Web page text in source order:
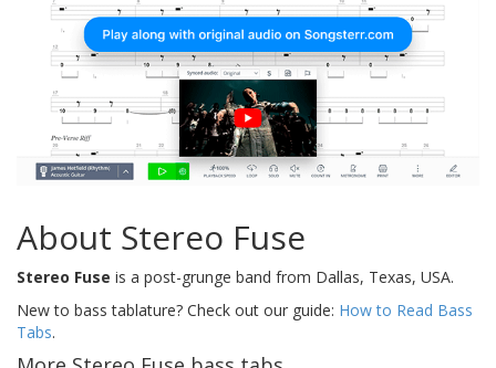
About Stereo Fuse
Stereo Fuse is a post-grunge band from Dallas, Texas, USA.
New to bass tablature? Check out our guide: How to Read Bass
Tabs.